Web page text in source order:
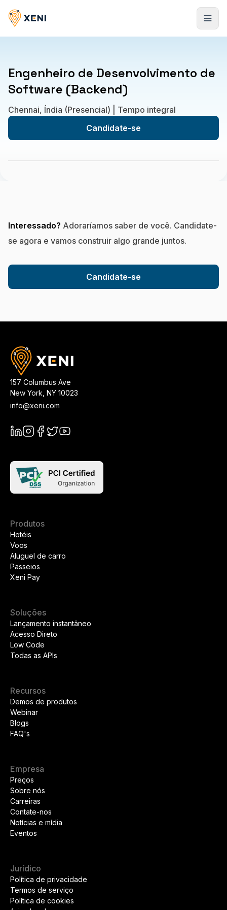
Engenheiro de Desenvolvimento de
Software (Backend)
Chennai, Índia (Presencial) | Tempo integral
Candidate-se
Interessado? Adoraríamos saber de você. Candidate-
se agora e vamos construir algo grande juntos.
Candidate-se
157 Columbus Ave
New York NY 10023
info@xeni.com
Produtos
Hotéis
Voos
Aluguel de carro
Passeios
Xeni Pay
Soluções
Lançamento instantâneo
Acesso Direto
Low Code
Todas as APIs
Recursos
Demos de produtos
Webinar
Blogs
FAQ's
Empresa
Preços
Sobre nós
Carreiras
Contate-nos
Notícias e mídia
Eventos
Jurídico
Política de privacidade
Termos de serviço
Política de cookies